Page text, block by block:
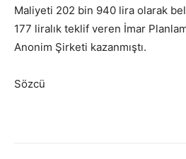
Maliyeti 202 bin 940 lira olarak
177 liralık teklif veren İmar
Anonim Şirketi kazanmıştı.
Sözcü